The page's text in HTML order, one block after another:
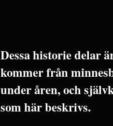
Dessa historie delar
kommer från
under åren, och
som här beskrivs.